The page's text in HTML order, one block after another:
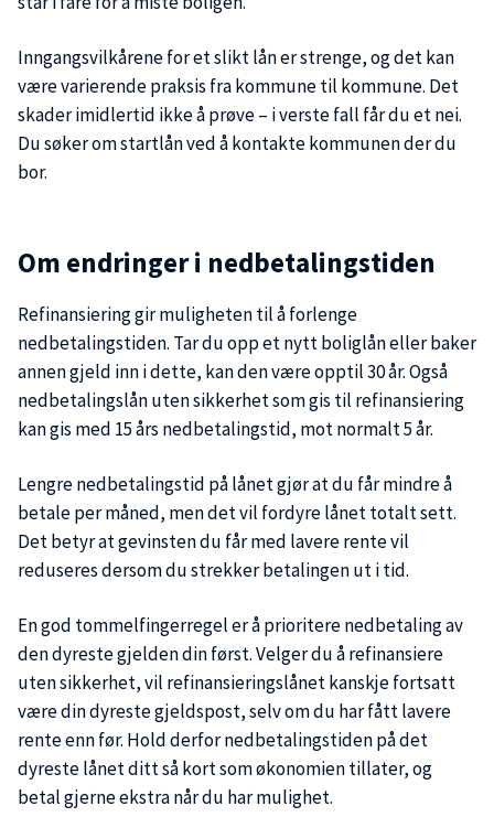
Inngangsvilkårene for et slikt lån er strenge, og det kan
være varierende praksis fra kommune til kommune. Det
skader imidlertid ikke å prøve – i verste fall får du et nei.
Du søker om startlån ved å kontakte kommunen der du
bor.
Om endringer i nedbetalingstiden
Refinansiering gir muligheten til å forlenge
nedbetalingstiden. Tar du opp et nytt boliglån eller baker
annen gjeld inn i dette, kan den være opptil 30 år. Også
nedbetalingslån uten sikkerhet som gis til refinansiering
kan gis med 15 års nedbetalingstid, mot normalt 5 år.
Lengre nedbetalingstid på lånet gjør at du får mindre å
betale per måned, men det vil fordyre lånet totalt sett.
Det betyr at gevinsten du får med lavere rente vil
reduseres dersom du strekker betalingen ut i tid.
En god tommelfingerregel er å prioritere nedbetaling av
den dyreste gjelden din først. Velger du å refinansiere
uten sikkerhet, vil refinansieringslånet kanskje fortsatt
være din dyreste gjeldspost, selv om du har fått lavere
rente enn før. Hold derfor nedbetalingstiden på det
dyreste lånet ditt så kort som økonomien tillater, og
betal gjerne ekstra når du har mulighet.